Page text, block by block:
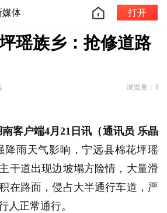
媒体 打开
瑶族乡：抢修道路
浏览量：4
客户端4月21日讯（通讯员 乐晶
降雨天气影响，宁远县棉花坪瑶
干道出现边坡塌方险情，大量滑
在路面，侵占大半通行车道，严
人正常通行。